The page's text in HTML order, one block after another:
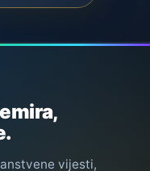
vijesti,